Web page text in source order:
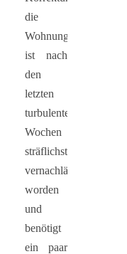
die
Wohnung
ist nach
den
letzten
turbulenten
Wochen
sträflichst
vernachlässigt
worden
und
benötigt
ein paar